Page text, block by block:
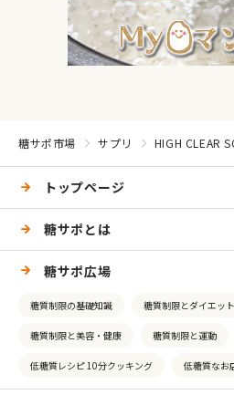
糖サポ市場 サプリ HIGH CLEAR
トップページ
糖サポとは
糖サポ広場
糖質制限の基礎知識 糖質制限とダイエット
糖質制限と美容・健康 糖質制限と運動
低糖質レシピ 10分クッキング 低糖質なお